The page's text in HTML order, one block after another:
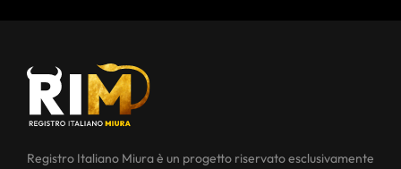
Registro Italiano Miura è un progetto riservato esclusivamente